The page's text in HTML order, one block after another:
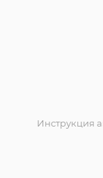
Инструкция